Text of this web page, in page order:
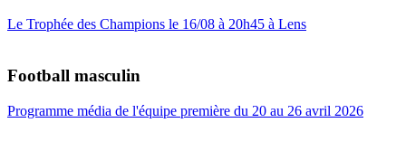
Le Trophée des Champions le 16/08 à 20h45 à Lens
Football masculin
Programme média de l'équipe première du 20 au 26 avril 2026